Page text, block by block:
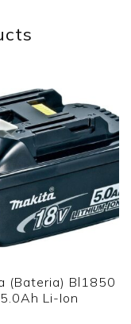
(Bateria) Bl1850
5.0Ah Li-Ion